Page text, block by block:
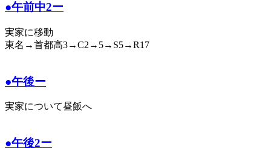
●午前中2ー
実家に移動
東名→首都高3→C2→5→S5→R17
●午後ー
実家について昼飯へ
●午後2ー